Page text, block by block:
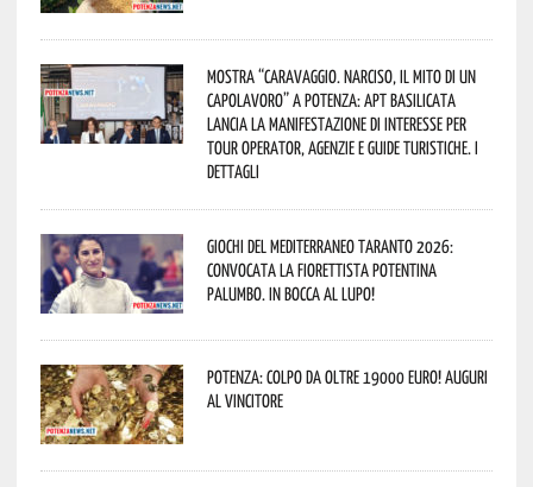
Mostra “Caravaggio. Narciso, il mito di un
capolavoro” a Potenza: APT Basilicata
lancia la manifestazione di interesse per
Tour Operator, Agenzie e Guide Turistiche. I
dettagli
Giochi del Mediterraneo Taranto 2026:
convocata la fiorettista potentina
Palumbo. In bocca al lupo!
Potenza: colpo da oltre 19000 Euro! Auguri
al vincitore